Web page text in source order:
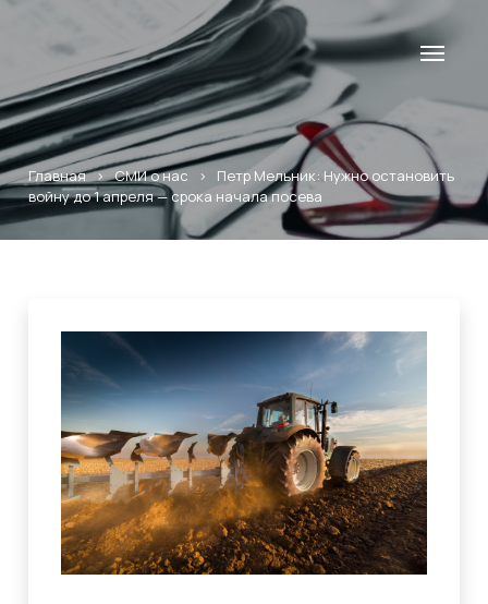
Главная>СМИ о нас > Петр Мельник: Нужно остановить
войну до 1 апреля — срока начала посева